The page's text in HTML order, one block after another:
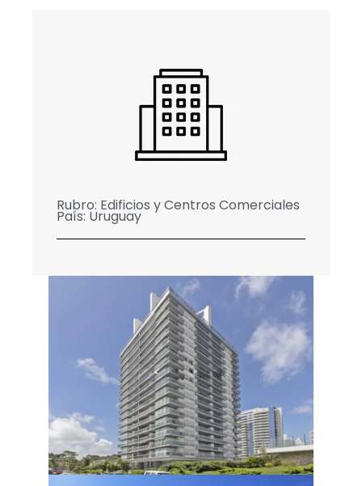
Rubro: Edificios y Centros Comerciales
País: Uruguay